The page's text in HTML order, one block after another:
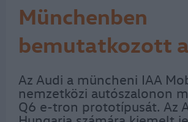
Münchenben
bemutatkozott
Q6 e-tron
győri
Az Audi a müncheni IAA
nemzetközi autószalonon
Q6 e-tron prototípusát. Az